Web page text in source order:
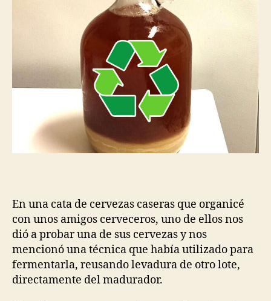
En una cata de cervezas caseras que organicé
con unos amigos cerveceros, uno de ellos nos
dió a probar una de sus cervezas y nos
mencionó una técnica que había utilizado para
fermentarla, reusando levadura de otro lote,
directamente del madurador.